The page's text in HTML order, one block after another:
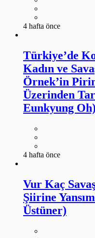
4 hafta önce
Türkiye’de
Kadın ve
Örnek’in
Üzerinden
Eunkyung Oh)
4 hafta önce
Vur Kaç
Şiirine
Üstüner)